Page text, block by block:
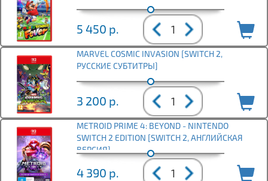
5 450 р.
MARVEL COSMIC INVASION [SWITCH 2,
РУССКИЕ СУБТИТРЫ]
3 200 р.
METROID PRIME 4: BEYOND - NINTENDO
SWITCH 2 EDITION [SWITCH 2, АНГЛИЙСКАЯ
ВЕРСИЯ]
4 390 р.